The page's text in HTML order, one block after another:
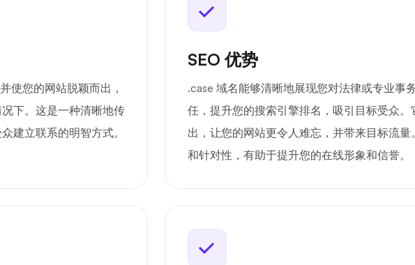
使您的网站脱颖而出，
下。这是一种清晰地传
建立联系的明智方式。
SEO 优势
.case 域名能够清晰地展现您对法律或专业事
任，提升您的搜索引擎排名，吸引目标受众
出，让您的网站更令人难忘，并带来目标流量
和针对性，有助于提升您的在线形象和信誉。